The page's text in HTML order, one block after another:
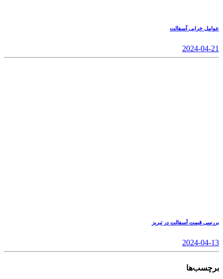
عوامل خرابی آسفالت
2024-04-21
بررسی قیمت آسفالت در تبریز
2024-04-13
برچسب‌ها